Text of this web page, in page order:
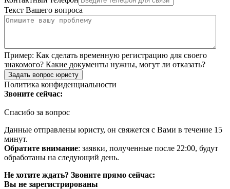
Текст Вашего вопроса
Пример: Как сделать временную регистрацию для своего
знакомого? Какие документы нужны, могут ли отказать?
Задать вопрос юристу
Политика конфиденциальности
Звоните сейчас:
Спасибо за вопрос
Данные отправлены юристу, он свяжется с Вами в течение 15
минут.
Обратите внимание: заявки, полученные после 22:00, будут
обработаны на следующий день.
Не хотите ждать? Звоните прямо сейчас:
Вы не зарегистрированы